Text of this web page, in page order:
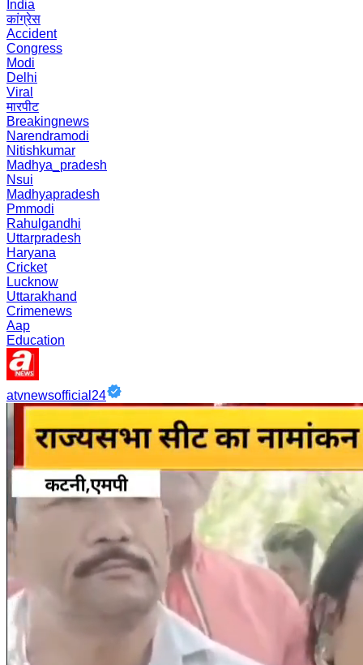
India
कांग्रेस
Accident
Congress
Modi
Delhi
Viral
मारपीट
Breakingnews
Narendramodi
Nitishkumar
Madhya_pradesh
Nsui
Madhyapradesh
Pmmodi
Rahulgandhi
Uttarpradesh
Haryana
Cricket
Lucknow
Uttarakhand
Crimenews
Aap
Education
atvnewsofficial24